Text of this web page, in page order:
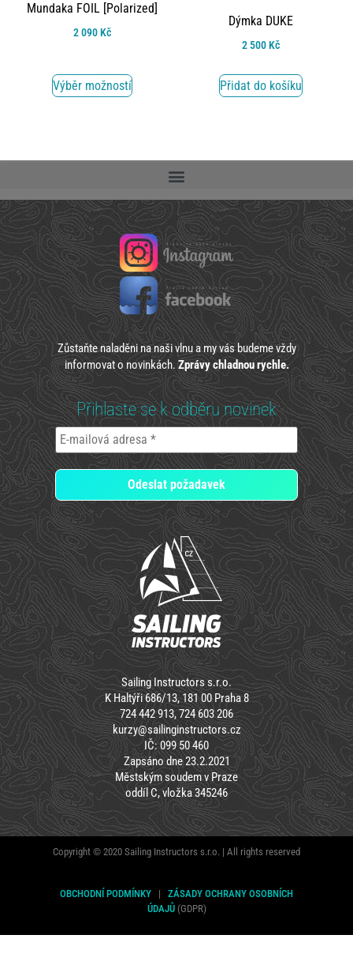
Mundaka FOIL [Polarized]
2 090Kč
Výběr možností
Dýmka DUKE
2 500Kč
Přidat do košíku
Zůstaňte naladěni na naši vlnu a my vás budeme vždy
informovat o novinkách.Zprávy chladnou rychle.
Přihlaste se k odběru novinek
Sailing Instructors s.r.o.
K Haltýři 686/13, 181 00 Praha 8
724 442 913, 724 603 206
kurzy@sailinginstructors.cz
IČ: 099 50 460
Zapsáno dne 23.2.2021
Městským soudem v Praze
oddíl C, vložka 345246
Copyright © 2020 Sailing Instructors s.r.o. | All rights reserved
OBCHODNÍ PODMÍNKY | ZÁSADY OCHRANY OSOBNÍCH
ÚDAJŮ(GDPR)